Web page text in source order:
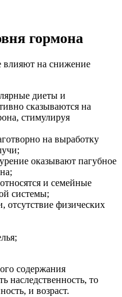
гормона
влияют на снижение
диеты и
сказываются на
стимулируя
на выработку
оказывают пагубное
и семейные
системы;
физических
содержания
наследственность, то
и возраст.